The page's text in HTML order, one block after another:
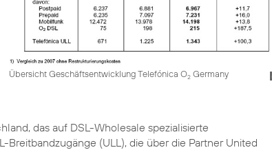
Übersicht Geschäftsentwicklung Telefónica O2Germany
das auf DSL-Wholesale spezialisierte
(ULL), die über die Partner United